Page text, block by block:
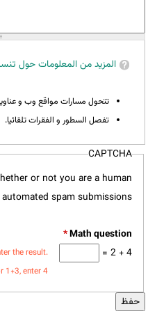
المزيد من المعلومات حول
تتحول مسارات مواقع وب و عناوين
تفصل السطور و الفقرات تلقائيا.
CAPTCHA
or not you are a human
spam submissions.
*
4 + 2 =
the result.
1+3, enter 4.